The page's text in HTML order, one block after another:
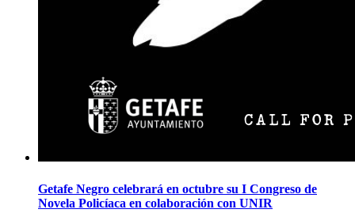
Getafe Negro celebrará en octubre su I Congreso de
Novela Policíaca en colaboración con UNIR